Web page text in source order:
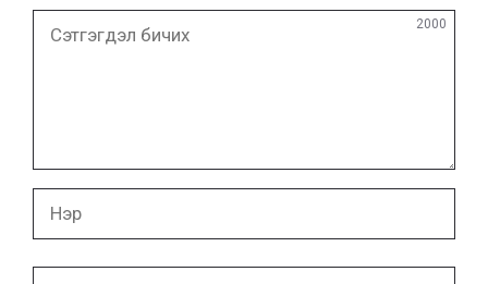
бичих
2000